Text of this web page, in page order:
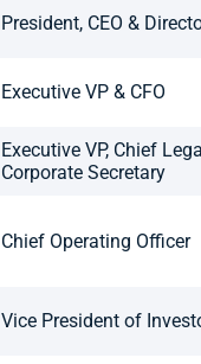
President, CEO &
Executive VP & CFO
Executive VP, Chief
Corporate Secretary
Chief Operating Officer
Vice President of